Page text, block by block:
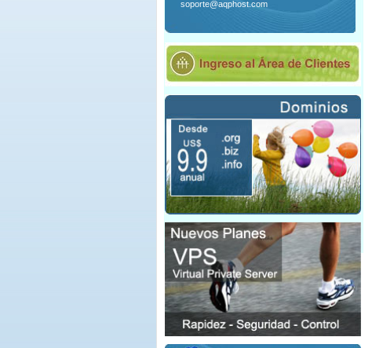
soporte@aqphost.com